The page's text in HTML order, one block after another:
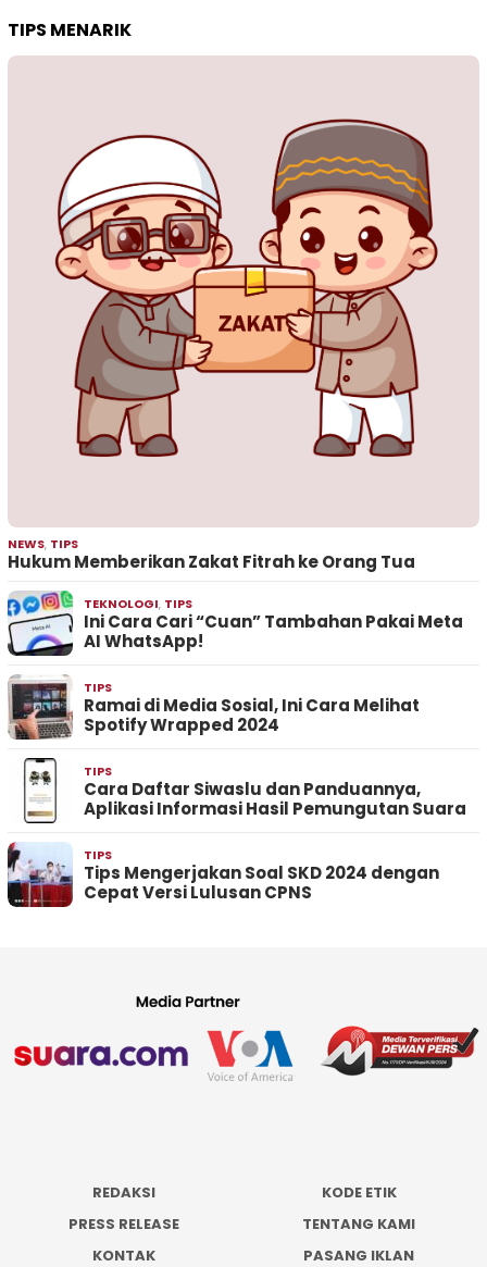
TIPS MENARIK
NEWS, TIPS
Hukum Memberikan Zakat Fitrah ke Orang Tua
TEKNOLOGI, TIPS
Ini Cara Cari “Cuan” Tambahan Pakai Meta
AI WhatsApp!
TIPS
Ramai di Media Sosial, Ini Cara Melihat
Spotify Wrapped 2024
TIPS
Cara Daftar Siwaslu dan Panduannya,
Aplikasi Informasi Hasil Pemungutan Suara
TIPS
Tips Mengerjakan Soal SKD 2024 dengan
Cepat Versi Lulusan CPNS
REDAKSI
KODE ETIK
PRESS RELEASE
TENTANG KAMI
KONTAK
PASANG IKLAN